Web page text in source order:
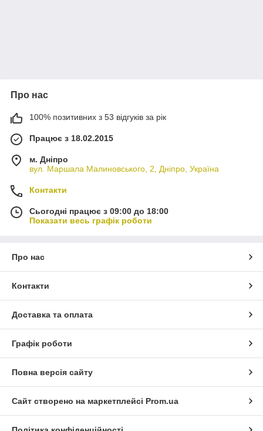
Про нас
100% позитивних з 53 відгуків за рік
Працює з 18.02.2015
м. Дніпро
вул. Маршала Малиновського, 2, Дніпро, Україна
Контакти
Сьогодні працює з 09:00 до 18:00
Показати весь графік роботи
Про нас
Контакти
Доставка та оплата
Графік роботи
Повна версія сайту
Сайт створено на маркетплейсі Prom.ua